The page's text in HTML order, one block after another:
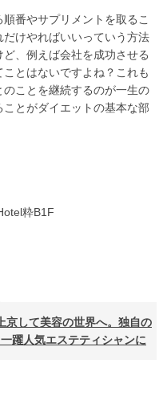
番やサプリメントを取るこ
けやればいいっていう方法
、例えば会社を成功させる
とはないですよね？これも
ことを継続するのが一生の
とがダイエットの基本な部
粋B1F
京して美容の世界へ。独自の
躍人気エステティシャンに